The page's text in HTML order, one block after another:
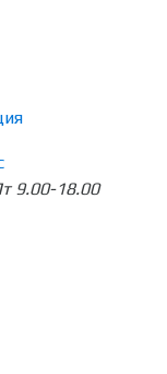
9.00-18.00